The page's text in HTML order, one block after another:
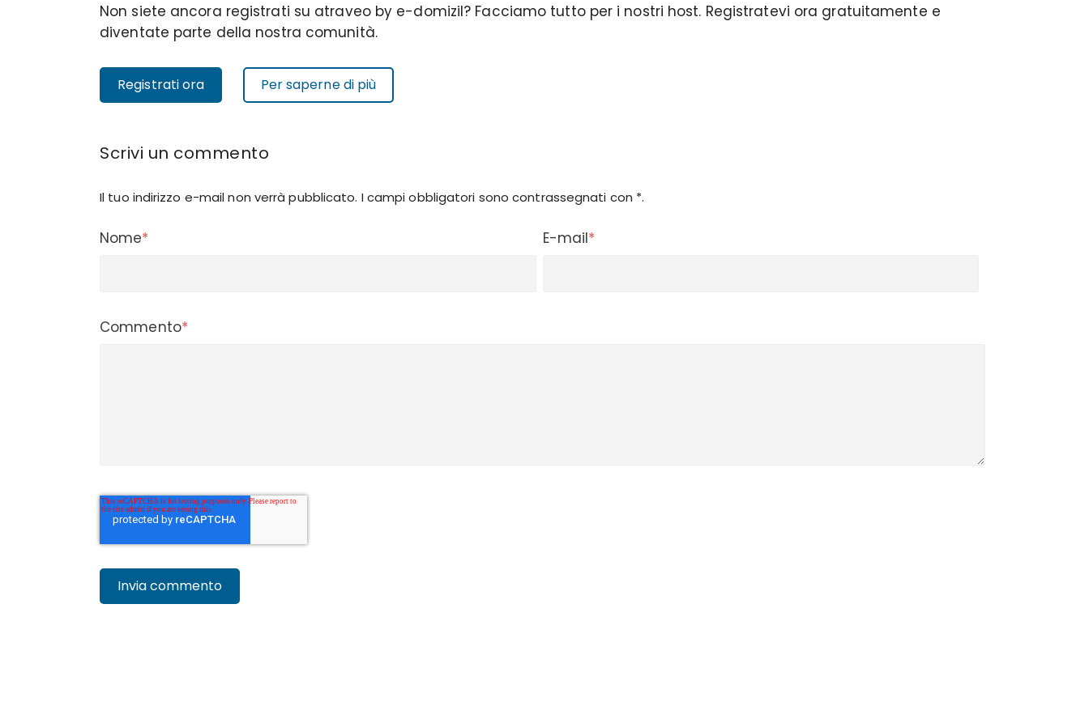
Non siete ancora registrati su atraveo by e-domizil? Facciamo tutto per i nostri host. Registratevi ora gratuitamente e
diventate parte della nostra comunità.
Registrati ora Per saperne di più
Scrivi un commento
Il tuo indirizzo e-mail non verrà pubblicato. I campi obbligatori sono contrassegnati con *.
Nome* E-mail*
Commento*